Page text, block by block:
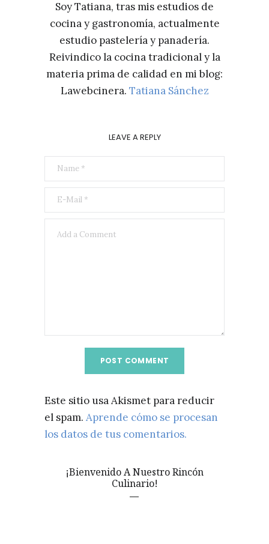
Soy Tatiana, tras mis estudios de
cocina y gastronomía, actualmente
estudio pastelería y panadería.
Reivindico la cocina tradicional y la
materia prima de calidad en mi blog:
Lawebcinera. Tatiana Sánchez
LEAVE A REPLY
Este sitio usa Akismet para reducir
el spam. Aprende cómo se procesan
los datos de tus comentarios.
¡Bienvenido A Nuestro Rincón
Culinario!